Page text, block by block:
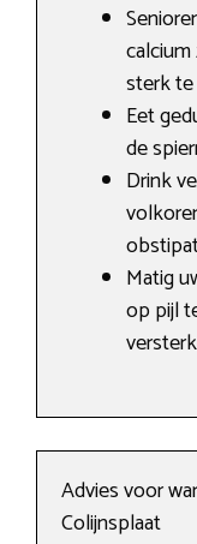
sterk
Eet
de
Drink
Matig
op pijl
Advies voor
Colijnsplaat